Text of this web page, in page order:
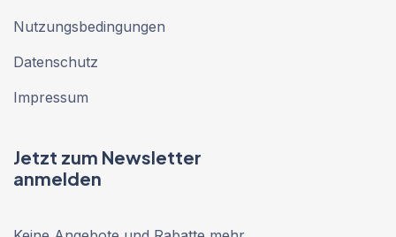
Nutzungsbedingungen
Datenschutz
Impressum
Jetzt zum Newsletter
anmelden